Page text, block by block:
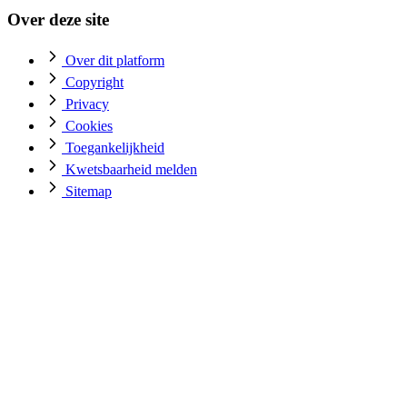
Over deze site
Over dit platform
Copyright
Privacy
Cookies
Toegankelijkheid
Kwetsbaarheid melden
Sitemap